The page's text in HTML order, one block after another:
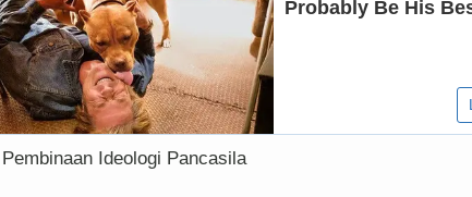
Ideologi Pancasila